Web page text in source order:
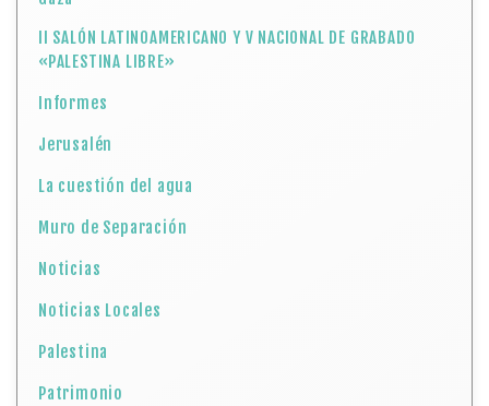
II SALÓN LATINOAMERICANO Y V NACIONAL DE GRABADO
«PALESTINA LIBRE»
Informes
Jerusalén
La cuestión del agua
Muro de Separación
Noticias
Noticias Locales
Palestina
Patrimonio